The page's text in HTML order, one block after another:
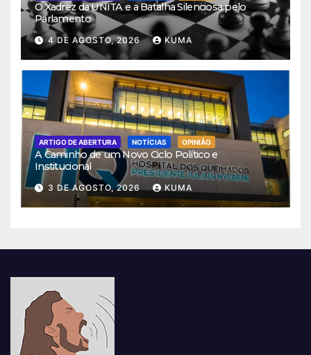
O Xadrez da UNITA e a Batalha Silenciosa pelo
Parlamento
4 DE AGOSTO, 2026 KUMA
ARTIGO DE ABERTURA NOTÍCIAS OPINIÃO
A Caminho de um Novo Ciclo Político e
Institucional
3 DE AGOSTO, 2026 KUMA